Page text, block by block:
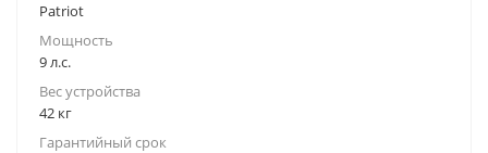
Patriot
Мощность
9 л.с.
Вес устройства
42 кг
Гарантийный срок